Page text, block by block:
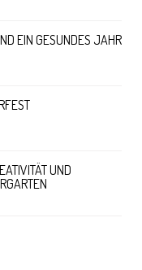
EIN GESUNDES JAHR
UND